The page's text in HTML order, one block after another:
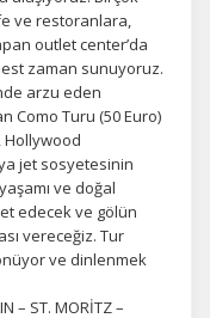
ve restoranlara,
outlet center’da
zaman sunuyoruz.
arzu eden
Como Turu (50 Euro)
Hollywood
jet sosyetesinin
ve doğal
edecek ve gölün
vereceğiz. Tur
ve dinlenmek
– ST. MORİTZ –